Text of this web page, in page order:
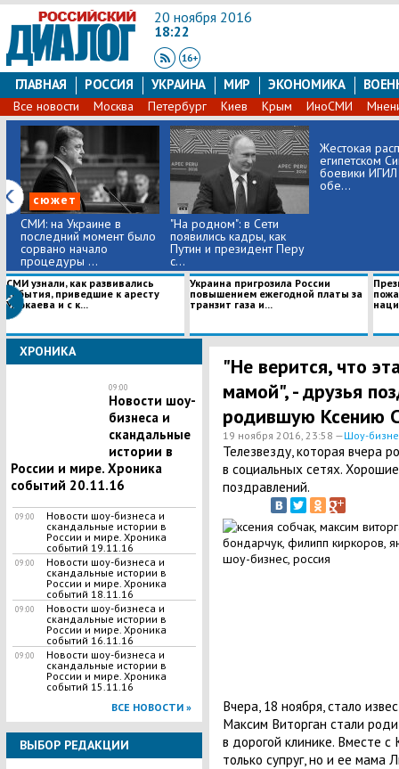
20 ноября 2016
18:22
ГЛАВНАЯ РОССИЯ УКРАИНА МИР ЭКОНОМИКА
Все новости Москва Петербург Киев Крым ИноСМИ
сюжет
СМИ: на Украине в
последний момент было
сорвано начало
процедуры ...
"На родном": в Сети
появились кадры, как
Путин и президент Перу
с...
​Жестокая
египетском
боевики
обе...
СМИ узнали, как развивались
события, приведшие к аресту
Улюкаева и с к...
Украина пригрозила России
повышением ежегодной платы за
транзит газа и...
ХРОНИКА
09:00
Новости шоу-
бизнеса и
скандальные
истории в
России и мире. Хроника
событий 20.11.16
09:00
Новости шоу-бизнеса и
скандальные истории в
России и мире. Хроника
событий 19.11.16
09:00
Новости шоу-бизнеса и
скандальные истории в
России и мире. Хроника
событий 18.11.16
09:00
Новости шоу-бизнеса и
скандальные истории в
России и мире. Хроника
событий 16.11.16
09:00
Новости шоу-бизнеса и
скандальные истории в
России и мире. Хроника
событий 15.11.16
ВСЕ НОВОСТИ »
ВЫБОР РЕДАКЦИИ
"Не верится, что
мамой", - друзья
родившую Ксению
19 ноября 2016, 23:58 —Шоу-
Телезвезду, которая вчера
в социальных сетях.
поздравлений.
Вчера, 18 ноября, стало
Максим Виторган стали
в дорогой клинике. Вместе
только супруг, но и ее мама